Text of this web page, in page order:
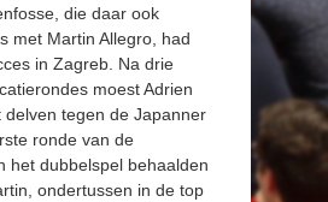
die daar ook
met Martin Allegro, had
in Zagreb. Na drie
moest Adrien
delven tegen de Japanner
ronde van de
het dubbelspel behaalden
ondertussen in de top